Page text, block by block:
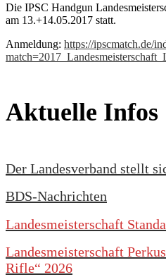
Die IPSC Handgun
am 13.+14.05.2017 statt.
Anmeldung: https://ipscmatch.de/
Aktuelle Infos
Der Landesverband stellt
BDS-Nachrichten
Landesmeisterschaft
Landesmeisterschaft
Rifle“ 2026